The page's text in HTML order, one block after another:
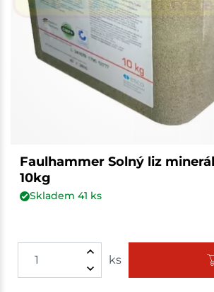
Faulhammer Solný liz
10kg
Skladem 41 ks
ks